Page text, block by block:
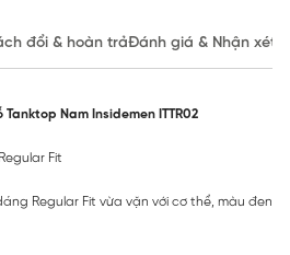
đổi & hoàn trảĐánh giá & Nhận xét
Tanktop Nam Insidemen ITTR02
Fit
Regular Fit vừa vặn với cơ thể, màu đen